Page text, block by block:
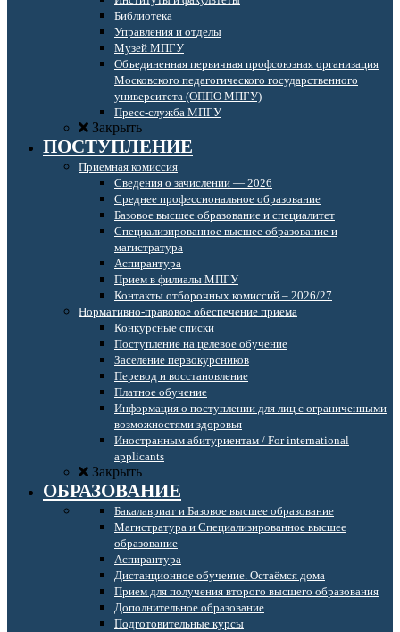
Библиотека
Управления и отделы
Музей МПГУ
Объединенная первичная профсоюзная организация
Московского педагогического государственного
университета (ОППО МПГУ)
Пресс-служба МПГУ
Закрыть
ПОСТУПЛЕНИЕ
Приемная комиссия
Сведения о зачислении — 2026
Среднее профессиональное образование
Базовое высшее образование и специалитет
Специализированное высшее образование и
магистратура
Аспирантура
Прием в филиалы МПГУ
Контакты отборочных комиссий – 2026/27
Нормативно-правовое обеспечение приема
Конкурсные списки
Поступление на целевое обучение
Заселение первокурсников
Перевод и восстановление
Платное обучение
Информация о поступлении для лиц с ограниченными
возможностями здоровья
Иностранным абитуриентам / For international
applicants
Закрыть
ОБРАЗОВАНИЕ
Бакалавриат и Базовое высшее образование
Магистратура и Специализированное высшее
образование
Аспирантура
Дистанционное обучение. Остаёмся дома
Прием для получения второго высшего образования
Дополнительное образование
Подготовительные курсы